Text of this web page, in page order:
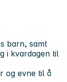
barn, samt
i kvardagen til
og evne til å